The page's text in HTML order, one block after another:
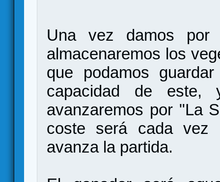
Una vez damos por
almacenaremos los
que podamos
capacidad de este,
avanzaremos por "La
coste será cada vez
avanza la partida.